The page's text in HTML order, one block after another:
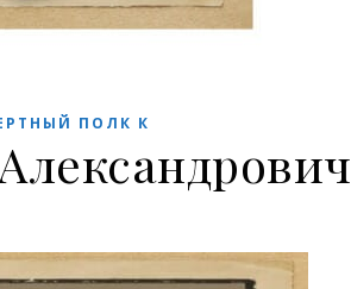
ПОЛК К